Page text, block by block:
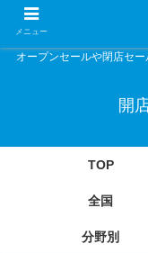
オープンセールや閉店セ
開
TOP
全国
分野別
メニュー